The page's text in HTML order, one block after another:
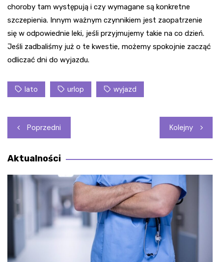
choroby tam występują i czy wymagane są konkretne
szczepienia. Innym ważnym czynnikiem jest zaopatrzenie
się w odpowiednie leki, jeśli przyjmujemy takie na co dzień.
Jeśli zadbaliśmy już o te kwestie, możemy spokojnie zacząć
odliczać dni do wyjazdu.
lato urlop wyjazd
Nawigacja
wpisu
Poprzedni Kolejny
Aktualności